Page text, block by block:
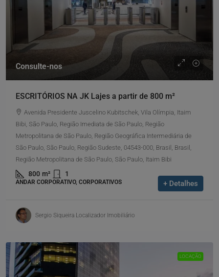
Consulte-nos
ESCRITÓRIOS NA JK Lajes a partir de 800 m²
Avenida Presidente Juscelino Kubitschek, Vila Olímpia, Itaim
Bibi, São Paulo, Região Imediata de São Paulo, Região
Metropolitana de São Paulo, Região Geográfica Intermediária de
São Paulo, São Paulo, Região Sudeste, 04543-000, Brasil, Brasil,
Região Metropolitana de São Paulo, São Paulo, Itaim Bibi
800 m² 1
ANDAR CORPORATIVO, CORPORATIVOS + Detalhes
Sergio Siqueira Localizador Imobiliário
LOCAÇÃO